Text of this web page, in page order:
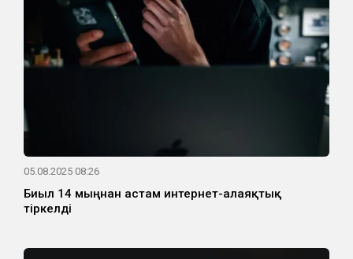
05.08.2025 08:26
Биыл 14 мыңнан астам интернет-алаяқтық
тіркелді